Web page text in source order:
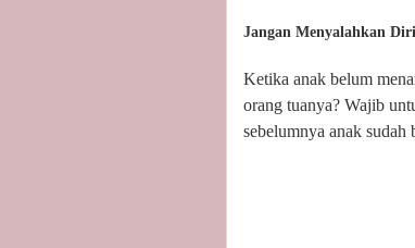
Jangan Menyalahkan
Ketika anak belum
orang tuanya? Wajib
sebelumnya anak sudah